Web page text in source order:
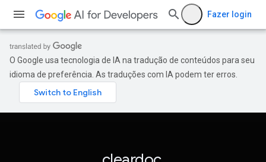
Fazer login
O Google usa tecnologia de IA na tradução de conteúdos para seu
idioma de preferência. As traduções com IA podem ter erros.